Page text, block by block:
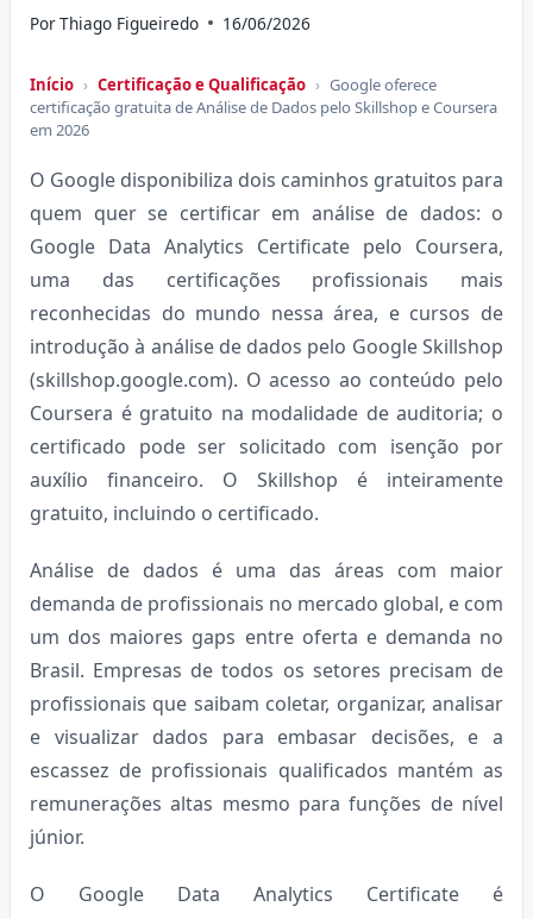
PorThiago Figueiredo 16/06/2026
Início › Certificação e Qualificação › Google oferece
certificação gratuita de Análise de Dados pelo Skillshop e Coursera
em 2026
O Google disponibiliza dois caminhos gratuitos para
quem quer se certificar em análise de dados: o
Google Data Analytics Certificate pelo Coursera,
uma das certificações profissionais mais
reconhecidas do mundo nessa área, e cursos de
introdução à análise de dados pelo Google Skillshop
(skillshop.google.com). O acesso ao conteúdo pelo
Coursera é gratuito na modalidade de auditoria; o
certificado pode ser solicitado com isenção por
auxílio financeiro. O Skillshop é inteiramente
gratuito, incluindo o certificado.
Análise de dados é uma das áreas com maior
demanda de profissionais no mercado global, e com
um dos maiores gaps entre oferta e demanda no
Brasil. Empresas de todos os setores precisam de
profissionais que saibam coletar, organizar, analisar
e visualizar dados para embasar decisões, e a
escassez de profissionais qualificados mantém as
remunerações altas mesmo para funções de nível
júnior.
O Google Data Analytics Certificate é